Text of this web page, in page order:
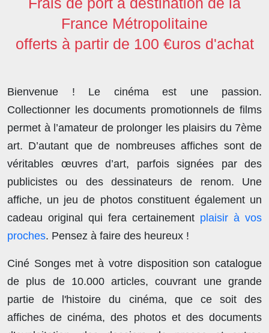
France Métropolitaine
offerts à partir de 100 €uros d'achat
Bienvenue ! Le cinéma est une passion.
Collectionner les documents promotionnels de films
permet à l’amateur de prolonger les plaisirs du 7ème
art. D’autant que de nombreuses affiches sont de
véritables œuvres d’art, parfois signées par des
publicistes ou des dessinateurs de renom. Une
affiche, un jeu de photos constituent également un
cadeau original qui fera certainement plaisir à vos
proches. Pensez à faire des heureux !
Ciné Songes met à votre disposition son catalogue
de plus de 10.000 articles, couvrant une grande
partie de l'histoire du cinéma, que ce soit des
affiches de cinéma, des photos et des documents